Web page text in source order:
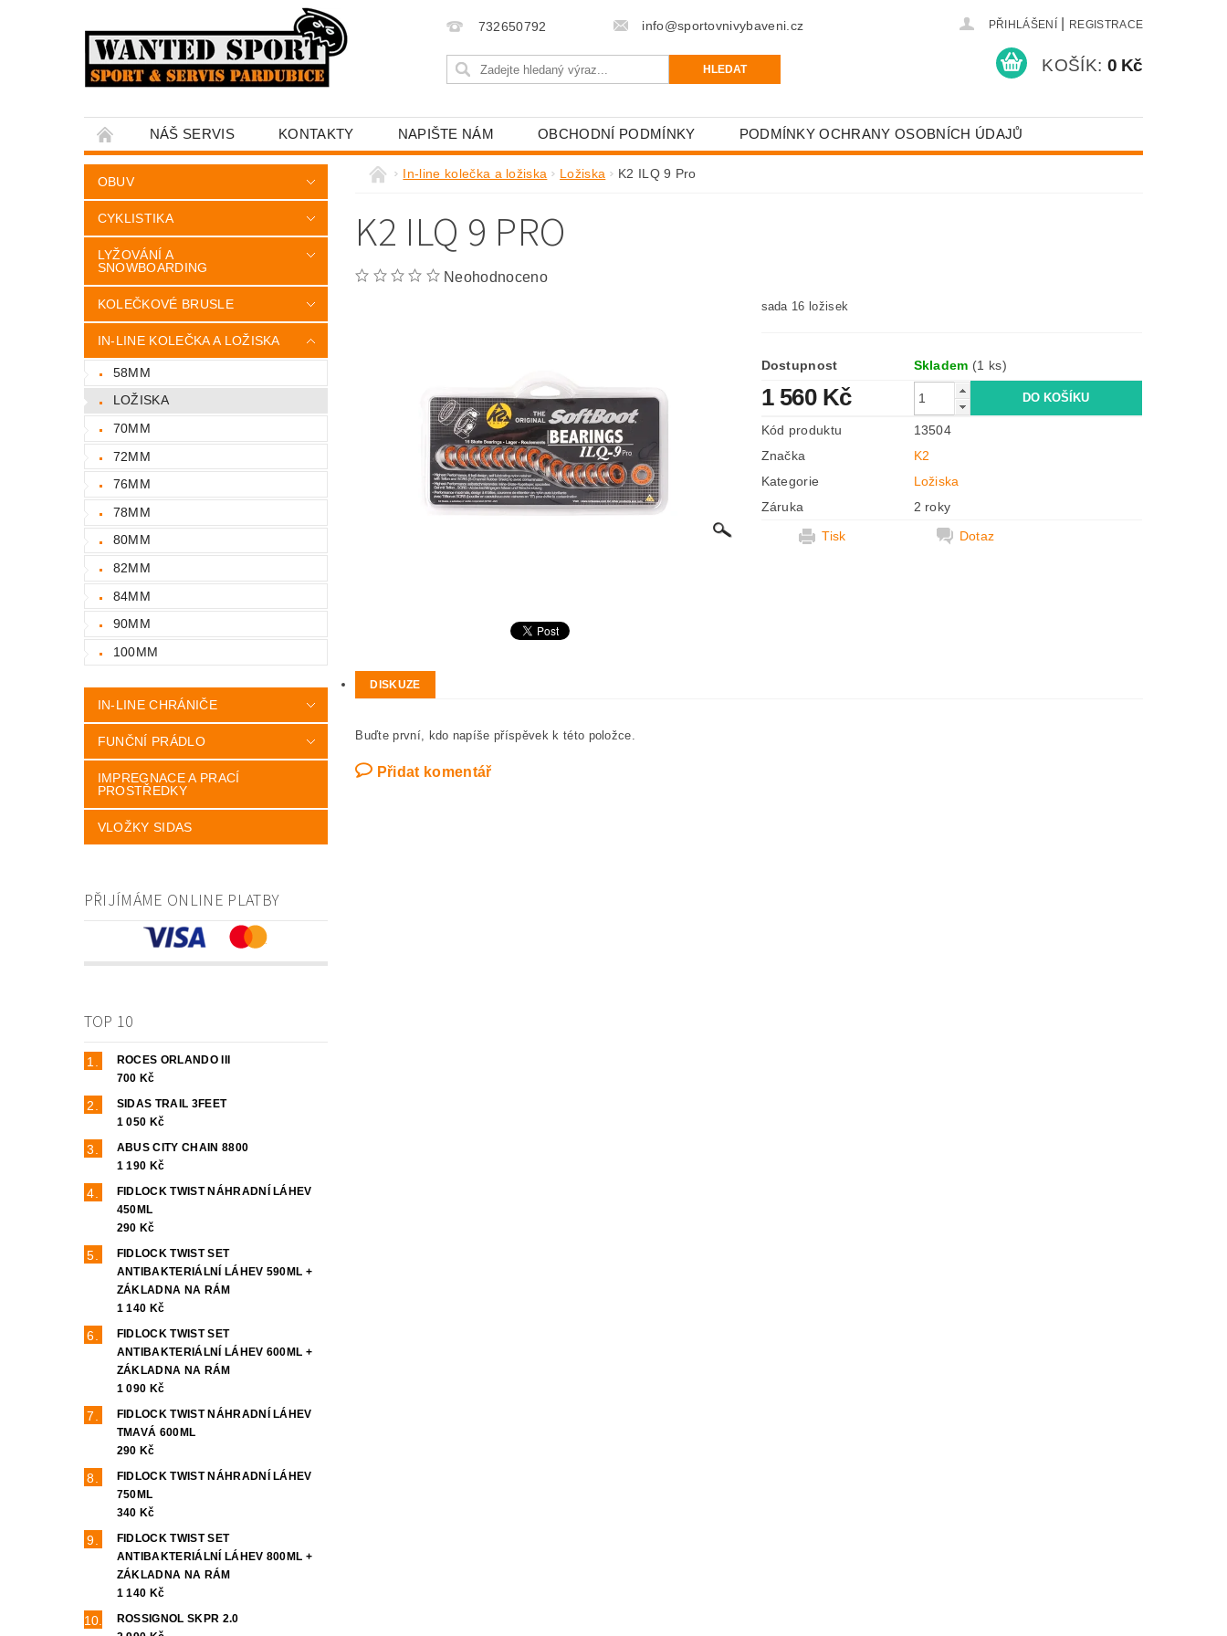
732650792 info@sportovnivybaveni.cz PŘIHLÁŠENÍ REGISTRACE
KOŠÍK: 0 Kč
NÁŠ SERVIS KONTAKTY NAPIŠTE NÁM OBCHODNÍ PODMÍNKY PODMÍNKY OCHRANY OSOBNÍCH ÚDAJŮ
OBUV
CYKLISTIKA
LYŽOVÁNÍ A
SNOWBOARDING
KOLEČKOVÉ BRUSLE
IN-LINE KOLEČKA A LOŽISKA
58MM
LOŽISKA
70MM
72MM
76MM
78MM
80MM
82MM
84MM
90MM
100MM
IN-LINE CHRÁNIČE
FUNČNÍ PRÁDLO
IMPREGNACE A PRACÍ
PROSTŘEDKY
VLOŽKY SIDAS
PŘIJÍMÁME ONLINE PLATBY
TOP 10
ROCES ORLANDO III
700 Kč
SIDAS TRAIL 3FEET
1 050 Kč
ABUS CITY CHAIN 8800
1 190 Kč
FIDLOCK TWIST NÁHRADNÍ LÁHEV
450ML
290 Kč
FIDLOCK TWIST SET
ANTIBAKTERIÁLNÍ LÁHEV 590ML +
ZÁKLADNA NA RÁM
1 140 Kč
FIDLOCK TWIST SET
ANTIBAKTERIÁLNÍ LÁHEV 600ML +
ZÁKLADNA NA RÁM
1 090 Kč
FIDLOCK TWIST NÁHRADNÍ LÁHEV
TMAVÁ 600ML
290 Kč
FIDLOCK TWIST NÁHRADNÍ LÁHEV
750ML
340 Kč
FIDLOCK TWIST SET
ANTIBAKTERIÁLNÍ LÁHEV 800ML +
ZÁKLADNA NA RÁM
1 140 Kč
ROSSIGNOL SKPR 2.0
In-line kolečka a ložiska Ložiska K2 ILQ 9 Pro
K2 ILQ 9 PRO
Neohodnoceno
sada 16 ložisek
Dostupnost Skladem (1 ks)
1 560 Kč
Kód produktu
13504
Značka
K2
Kategorie
Ložiska
Záruka
2 roky
Tisk
Dotaz
DISKUZE
Buďte první, kdo napíše příspěvek k této položce.
Přidat komentář